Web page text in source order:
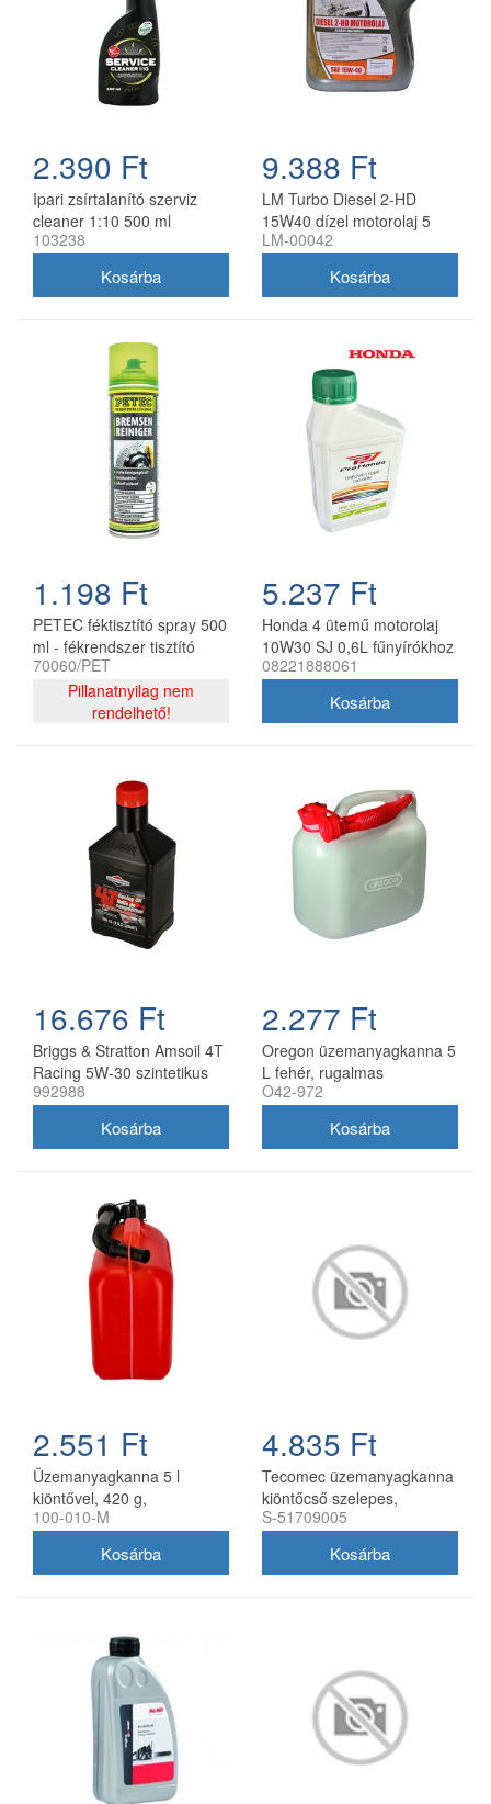
2.390 Ft
Ipari zsírtalanító szerviz
cleaner 1:10 500 ml
szórófejjel
103238
9.388 Ft
LM Turbo Diesel 2-HD
15W40 dízel motorolaj 5
liter
LM-00042
1.198 Ft
PETEC féktisztító spray 500
ml - fékrendszer tisztító
aeroszol
70060/PET
Pillanatnyilag nem
rendelhető!
5.237 Ft
Honda 4 ütemű motorolaj
10W30 SJ 0,6L fűnyírókhoz
08221888061
16.676 Ft
Briggs & Stratton Amsoil 4T
Racing 5W-30 szintetikus
motorolaj 0,95 l
992988
2.277 Ft
Oregon üzemanyagkanna 5
L fehér, rugalmas
kifolyócsővel
O42-972
2.551 Ft
Üzemanyagkanna 5 l
kiöntővel, 420 g,
utángyártott
100-010-M
4.835 Ft
Tecomec üzemanyagkanna
kiöntőcső szelepes,
utángyártott
S-51709005